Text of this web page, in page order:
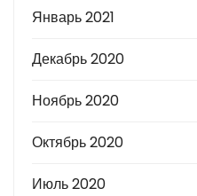
Январь 2021
Декабрь 2020
Ноябрь 2020
Октябрь 2020
Июль 2020